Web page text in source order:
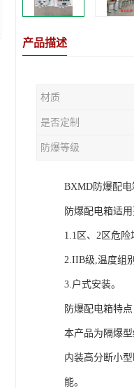
产品描述
材质
是否定制
防爆等级
BXMD防爆配
防爆配电箱适用
1.1区、2区危险
2.IIB级,温度组
3.户式安装。
防爆配电箱特点
本产品为隔爆
内装高分断小
能。